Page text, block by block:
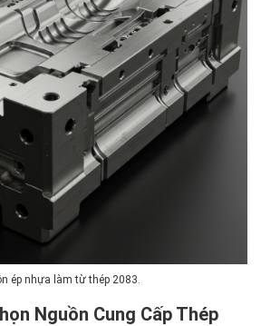
ép nhựa làm từ thép 2083.
Nguồn Cung Cấp Thép